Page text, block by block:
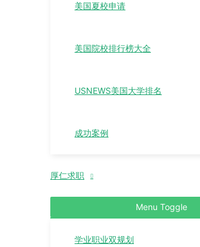
美国夏校申请
美国院校排行榜大全
USNEWS美国大学排名
成功案例
厚仁求职
Menu Toggle
学业职业双规划